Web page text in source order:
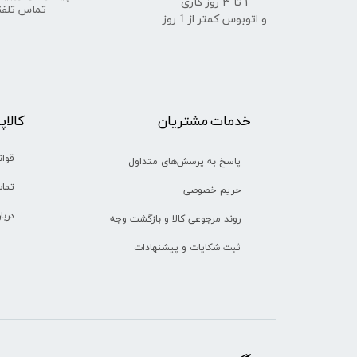
★ و اتوبوس کمتر از 1 روز
تماس
خدمات مشتریان
پاسخ به پرسش‌های متداول
حریم خصوصی
روند مرجوعی کالا و بازگشت وجه
ثبت شکایات و پیشنهادات